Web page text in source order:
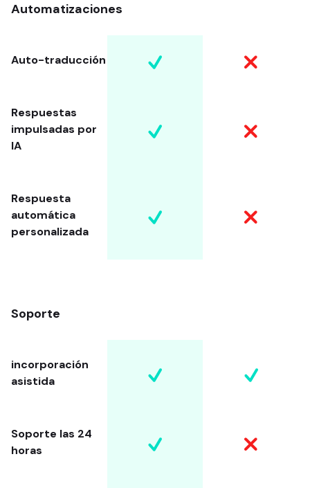
Automatizaciones
Auto-traducción
Respuestas
impulsadas por
IA
Respuesta
automática
personalizada
Soporte
incorporación
asistida
Soporte las 24
horas